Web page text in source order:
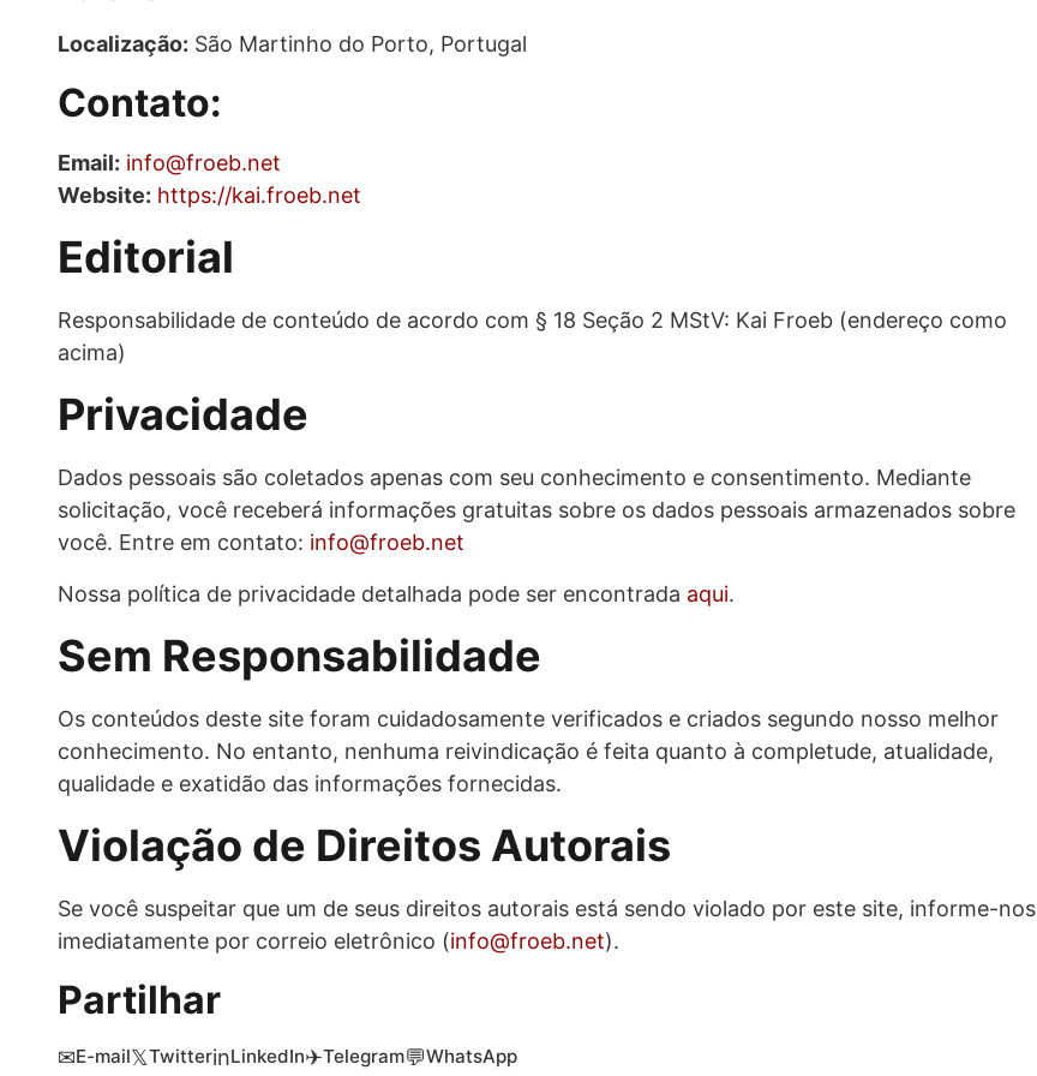
Localização: São Martinho do Porto, Portugal
Contato:
Email: info@froeb.net
Website: https://kai.froeb.net
Editorial
Responsabilidade de conteúdo de acordo com § 18 Seção 2 MStV: Kai Froeb (endereço como
acima)
Privacidade
Dados pessoais são coletados apenas com seu conhecimento e consentimento. Mediante
solicitação, você receberá informações gratuitas sobre os dados pessoais armazenados sobre
você. Entre em contato: info@froeb.net
Nossa política de privacidade detalhada pode ser encontrada aqui.
Sem Responsabilidade
Os conteúdos deste site foram cuidadosamente verificados e criados segundo nosso melhor
conhecimento. No entanto, nenhuma reivindicação é feita quanto à completude, atualidade,
qualidade e exatidão das informações fornecidas.
Violação de Direitos Autorais
Se você suspeitar que um de seus direitos autorais está sendo violado por este site, informe-nos
imediatamente por correio eletrônico (info@froeb.net).
Partilhar
✉E-mail𝕏TwitterinLinkedIn✈Telegram💬WhatsApp